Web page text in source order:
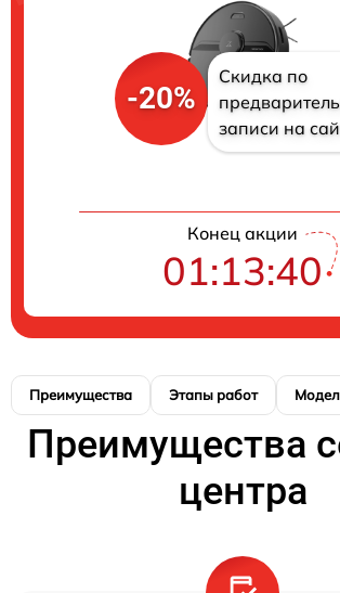
-20%
Скидка по
записи на
Конец акции
01:13:39
Преимущества Этапы работ
Преимущества
центра